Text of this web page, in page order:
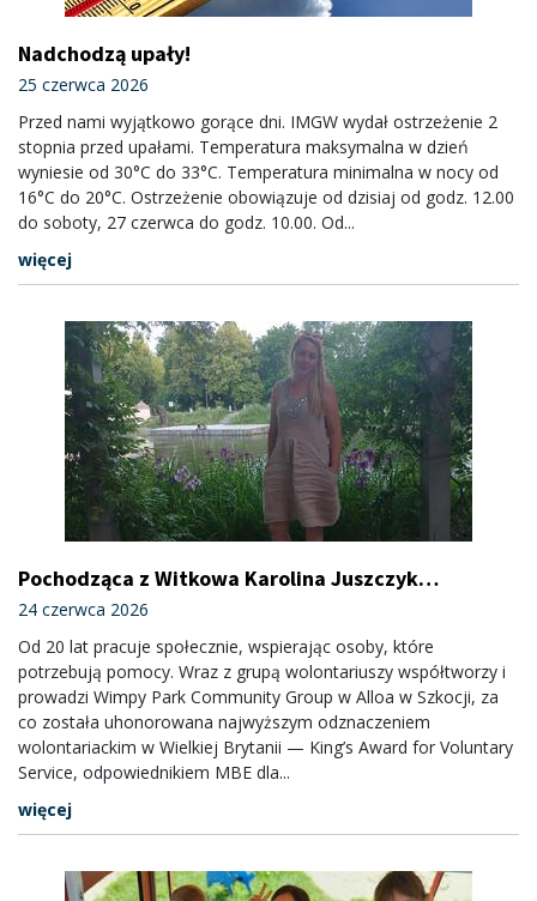
Nadchodzą upały!
25 czerwca 2026
Przed nami wyjątkowo gorące dni. IMGW wydał ostrzeżenie 2
stopnia przed upałami. Temperatura maksymalna w dzień
wyniesie od 30°C do 33°C. Temperatura minimalna w nocy od
16°C do 20°C. Ostrzeżenie obowiązuje od dzisiaj od godz. 12.00
do soboty, 27 czerwca do godz. 10.00. Od...
więcej
Pochodząca z Witkowa Karolina Juszczyk
nagrodzona w Szkocji za pracę społeczną
24 czerwca 2026
Od 20 lat pracuje społecznie, wspierając osoby, które
potrzebują pomocy. Wraz z grupą wolontariuszy współtworzy i
prowadzi Wimpy Park Community Group w Alloa w Szkocji, za
co została uhonorowana najwyższym odznaczeniem
wolontariackim w Wielkiej Brytanii — King’s Award for Voluntary
Service, odpowiednikiem MBE dla...
więcej